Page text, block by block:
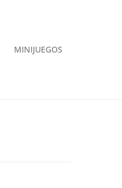
MINIJUEGOS